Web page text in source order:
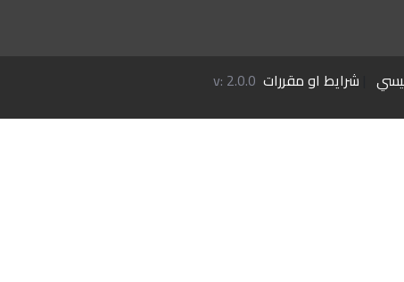
شرایط او مقررات v: 2.0.0